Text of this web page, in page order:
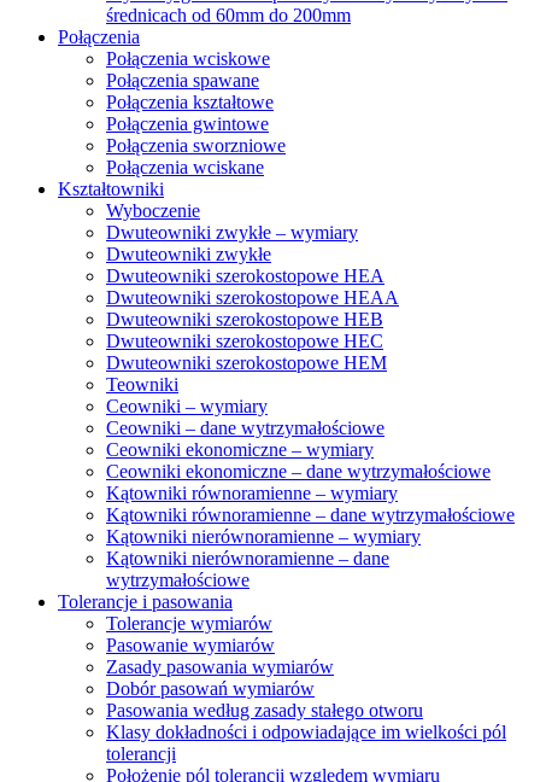
średnicach od 60mm do 200mm
Połączenia
Połączenia wciskowe
Połączenia spawane
Połączenia kształtowe
Połączenia gwintowe
Połączenia sworzniowe
Połączenia wciskane
Kształtowniki
Wyboczenie
Dwuteowniki zwykłe – wymiary
Dwuteowniki zwykłe
Dwuteowniki szerokostopowe HEA
Dwuteowniki szerokostopowe HEAA
Dwuteowniki szerokostopowe HEB
Dwuteowniki szerokostopowe HEC
Dwuteowniki szerokostopowe HEM
Teowniki
Ceowniki – wymiary
Ceowniki – dane wytrzymałościowe
Ceowniki ekonomiczne – wymiary
Ceowniki ekonomiczne – dane wytrzymałościowe
Kątowniki równoramienne – wymiary
Kątowniki równoramienne – dane wytrzymałościowe
Kątowniki nierównoramienne – wymiary
Kątowniki nierównoramienne – dane
wytrzymałościowe
Tolerancje i pasowania
Tolerancje wymiarów
Pasowanie wymiarów
Zasady pasowania wymiarów
Dobór pasowań wymiarów
Pasowania według zasady stałego otworu
Klasy dokładności i odpowiadające im wielkości pól
tolerancji
Położenie pól tolerancji względem wymiaru